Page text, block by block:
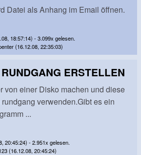
Datei als Anhang im Email öffnen.
18:57:14) - 3.099x gelesen.
(16.12.08, 22:35:03)
ERSTELLEN
von einer Disko machen und diese
verwenden.Gibt es ein
...
20:45:24) - 2.951x gelesen.
(16.12.08, 20:45:24)